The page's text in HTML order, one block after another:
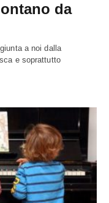
da
a noi dalla
e soprattutto